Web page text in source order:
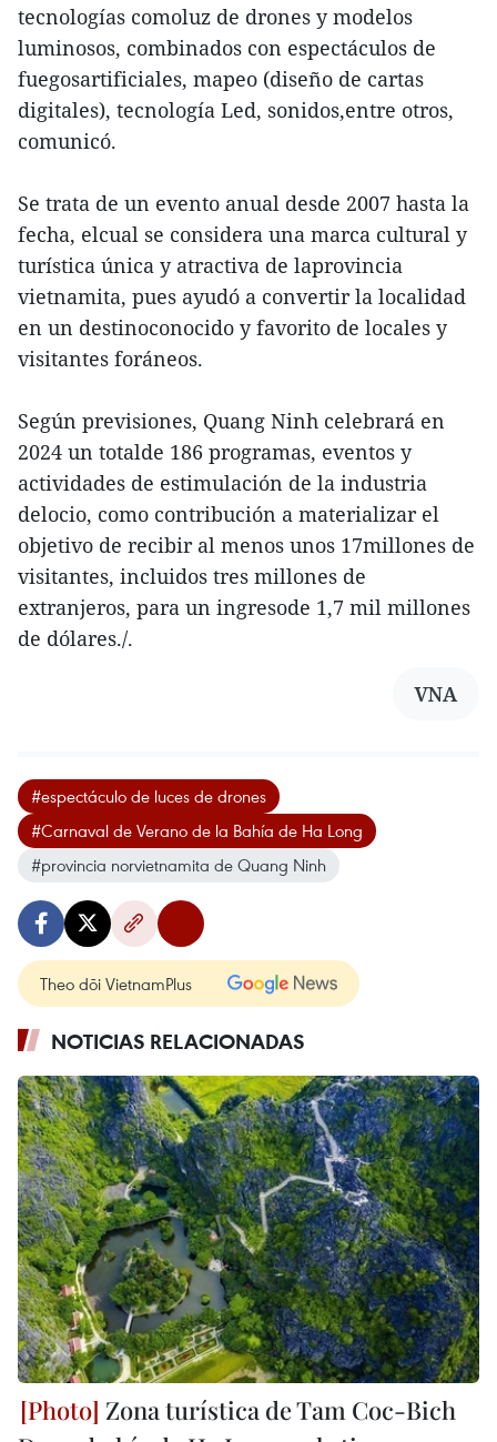
tecnologías comoluz de drones y modelos
luminosos, combinados con espectáculos de
fuegosartificiales, mapeo (diseño de cartas
digitales), tecnología Led, sonidos,entre otros,
comunicó.
Se trata de un evento anual desde 2007 hasta la
fecha, elcual se considera una marca cultural y
turística única y atractiva de laprovincia
vietnamita, pues ayudó a convertir la localidad
en un destinoconocido y favorito de locales y
visitantes foráneos.
Según previsiones, Quang Ninh celebrará en
2024 un totalde 186 programas, eventos y
actividades de estimulación de la industria
delocio, como contribución a materializar el
objetivo de recibir al menos unos 17millones de
visitantes, incluidos tres millones de
extranjeros, para un ingresode 1,7 mil millones
de dólares./.
VNA
#espectáculo de luces de drones
#Carnaval de Verano de la Bahía de Ha Long
#provincia norvietnamita de Quang Ninh
Theo dõi VietnamPlus
NOTICIAS RELACIONADAS
Zona turística de Tam Coc-Bich